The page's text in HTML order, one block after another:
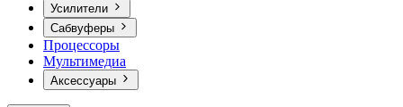
Усилители
Сабвуферы
Процессоры
Мультимедиа
Аксессуары